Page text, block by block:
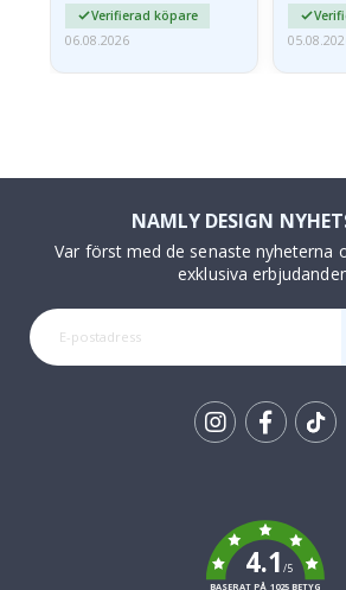
Verifierad köpare
06.08.2026
NAMLY DESIGN
Var först med de senaste nyheterna
exklusiva
4.1/5
BASERAT PÅ 1025 BETYG